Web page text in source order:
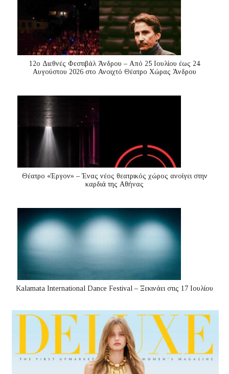
12ο Διεθνές Φεστιβάλ Άνδρου – Από 25 Ιουλίου έως 24
Αυγούστου 2026 στο Ανοιχτό Θέατρο Χώρας Άνδρου
Θέατρο «Έργον» – Ένας νέος θεατρικός χώρος ανοίγει στην
καρδιά της Αθήνας
Kalamata International Dance Festival – Ξεκινάει στις 17 Ιουλίου